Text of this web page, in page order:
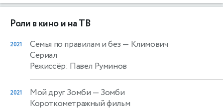
Роли в кино и на ТВ
2021 Семья по правилам и без — Климович
Сериал
Режиссёр: Павел Руминов
2021 Мой друг Зомби — Зомби
Короткометражный фильм